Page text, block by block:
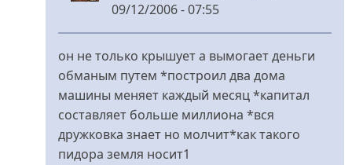
09/12/2006 - 07:55
У
васек
он не только крышует а вымогает деньги
обманым путем *построил два дома
машины меняет каждый месяц *капитал
составляет больше миллиона *вся
дружковка знает но молчит*как такого
пидора земля носит1